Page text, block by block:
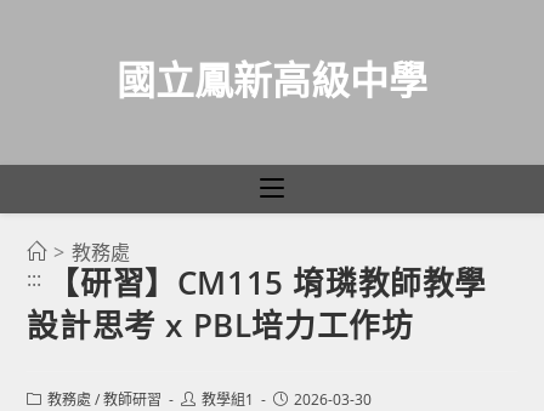
國立鳳新高級中學
> 教務處
:::
【研習】CM115 堉璘教師教學
設計思考 x PBL培力工作坊
Post教務處 / 教師研習
Post教學組1
Post2026-03-30